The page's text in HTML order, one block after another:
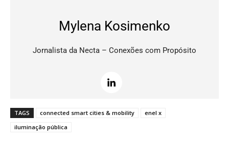
Mylena Kosimenko
Jornalista da Necta – Conexões com Propósito
TAGS connected smart cities & mobility
enel x
iluminação pública